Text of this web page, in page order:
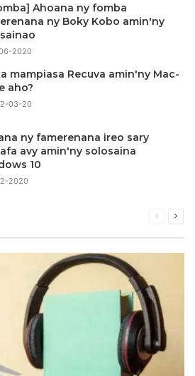
Ahoana ny fomba
ny Boky Kobo amin'ny
2020
mampiasa Recuva amin'ny Mac-
aho?
03-20
ny famerenana ireo sary
avy amin'ny solosaina
10
2020
Pejy